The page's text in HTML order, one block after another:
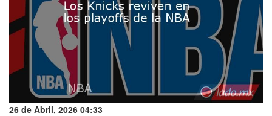
26 de Abril, 2026 04:33